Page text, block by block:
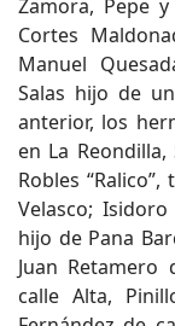
Zamora, Pepe
Cortes
Manuel
Salas hijo de
anterior, los
en La
Robles
Velasco;
hijo de Pana
Juan Retamero
calle Alta,